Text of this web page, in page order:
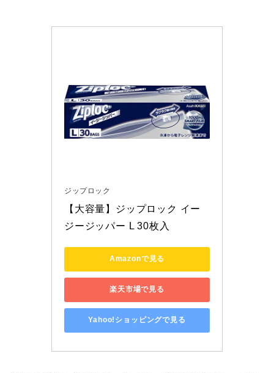
ジップロック
【大容量】ジップロック イー
ジージッパー L 30枚入
Amazonで見る
楽天市場で見る
Yahoo!ショッピングで見る